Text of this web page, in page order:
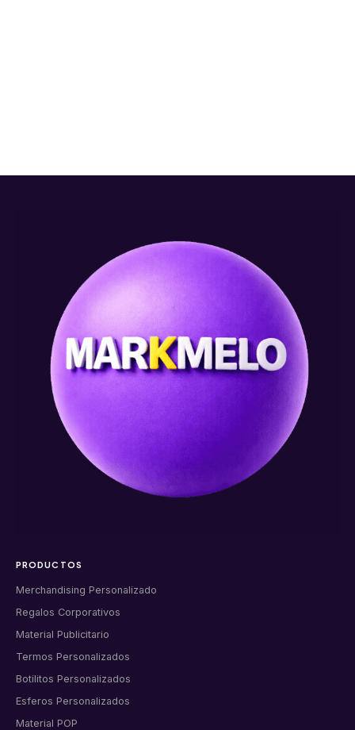
PRODUCTOS
Merchandising Personalizado
Regalos Corporativos
Material Publicitario
Termos Personalizados
Botilitos Personalizados
Esferos Personalizados
Material POP